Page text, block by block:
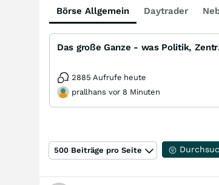
Börse Allgemein Daytrader
Das
2885 Aufrufe heute
prallhans vor 8 Minuten
500 Beiträge pro Seite